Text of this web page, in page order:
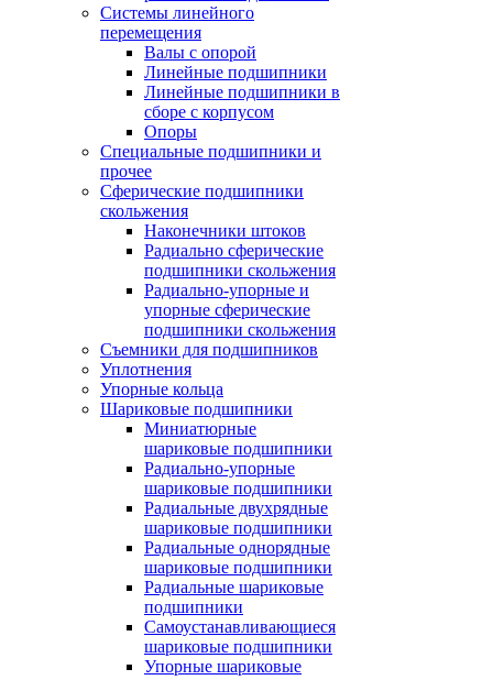
Системы линейного
перемещения
Валы с опорой
Линейные подшипники
Линейные подшипники в
сборе с корпусом
Опоры
Специальные подшипники и
прочее
Сферические подшипники
скольжения
Наконечники штоков
Радиально сферические
подшипники скольжения
Радиально-упорные и
упорные сферические
подшипники скольжения
Съемники для подшипников
Уплотнения
Упорные кольца
Шариковые подшипники
Миниатюрные
шариковые подшипники
Радиально-упорные
шариковые подшипники
Радиальные двухрядные
шариковые подшипники
Радиальные однорядные
шариковые подшипники
Радиальные шариковые
подшипники
Самоустанавливающиеся
шариковые подшипники
Упорные шариковые